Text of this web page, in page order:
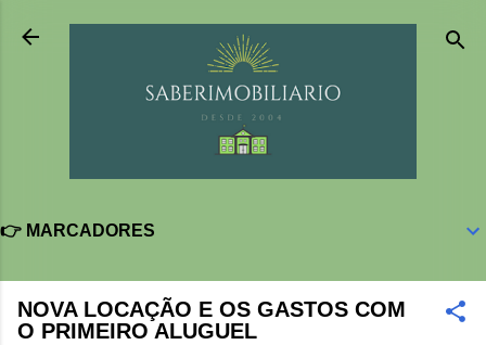
Pular para o conteúdo principal
👉 MARCADORES
NOVA LOCAÇÃO E OS GASTOS COM
O PRIMEIRO ALUGUEL